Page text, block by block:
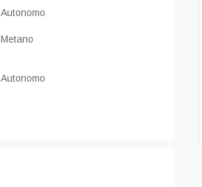
Autonomo
Metano
Autonomo
Villa con meravigliosa vista lago a